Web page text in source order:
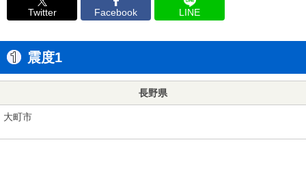
Twitter Facebook LINE
震度1
長野県
大町市